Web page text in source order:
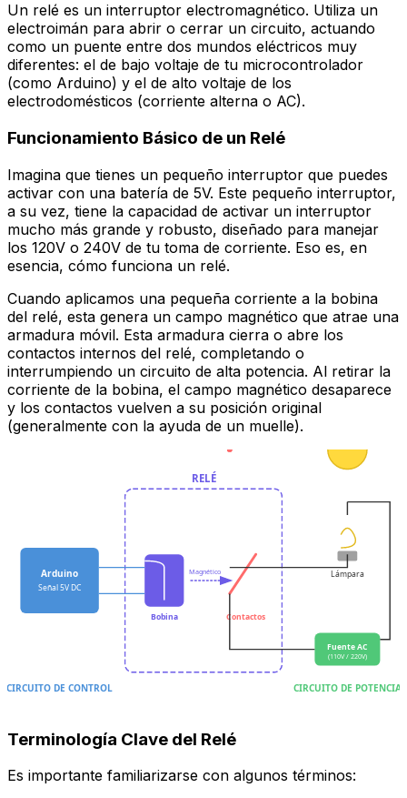
Un relé es un interruptor electromagnético. Utiliza un
electroimán para abrir o cerrar un circuito, actuando
como un puente entre dos mundos eléctricos muy
diferentes: el de bajo voltaje de tu microcontrolador
(como Arduino) y el de alto voltaje de los
electrodomésticos (corriente alterna o AC).
Funcionamiento Básico de un Relé
Imagina que tienes un pequeño interruptor que puedes
activar con una batería de 5V. Este pequeño interruptor,
a su vez, tiene la capacidad de activar un interruptor
mucho más grande y robusto, diseñado para manejar
los 120V o 240V de tu toma de corriente. Eso es, en
esencia, cómo funciona un relé.
Cuando aplicamos una pequeña corriente a la bobina
del relé, esta genera un campo magnético que atrae una
armadura móvil. Esta armadura cierra o abre los
contactos internos del relé, completando o
interrumpiendo un circuito de alta potencia. Al retirar la
corriente de la bobina, el campo magnético desaparece
y los contactos vuelven a su posición original
(generalmente con la ayuda de un muelle).
RELÉ
Arduino
Señal 5V DC
Bobina Contactos
Lámpara
Fuente AC
(110V / 220V)
Magnético
CIRCUITO DE CONTROL CIRCUITO DE POTENCIA
Terminología Clave del Relé
Es importante familiarizarse con algunos términos: